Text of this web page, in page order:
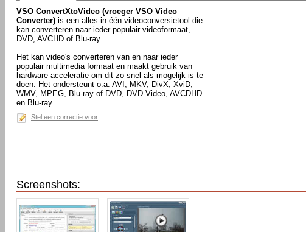
VSO ConvertXtoVideo (vroeger VSO Video
Converter) is een alles-in-één videoconversietool die
kan converteren naar ieder populair videoformaat,
DVD, AVCHD of Blu-ray.
Het kan video's converteren van en naar ieder
populair multimedia formaat en maakt gebruik van
hardware acceleratie om dit zo snel als mogelijk is te
doen. Het ondersteunt o.a. AVI, MKV, DivX, XviD,
WMV, MPEG, Blu-ray of DVD, DVD-Video, AVCDHD
en Blu-ray.
Stel een correctie voor
Screenshots: